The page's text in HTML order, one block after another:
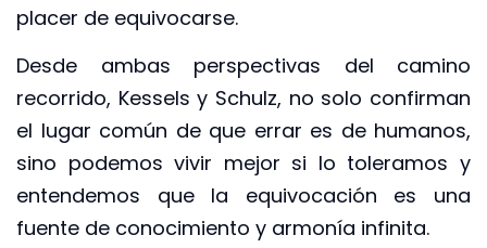
placer de equivocarse.
Desde ambas perspectivas del camino
recorrido, Kessels y Schulz, no solo confirman
el lugar común de que errar es de humanos,
sino podemos vivir mejor si lo toleramos y
entendemos que la equivocación es una
fuente de conocimiento y armonía infinita.